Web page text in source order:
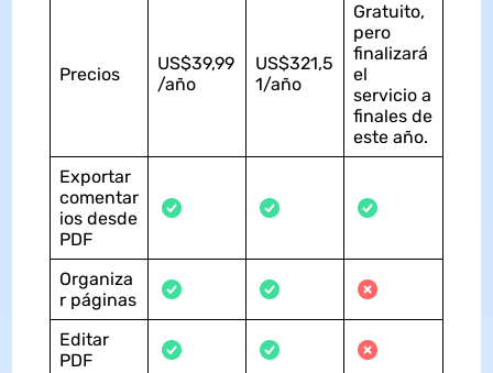
Precios
US$39,99
/año
US$321,5
1/año
Gratuito,
pero
finalizará
el
servicio a
finales de
este año.
Exportar
comentar
ios desde
PDF
Organiza
r páginas
Editar
PDF